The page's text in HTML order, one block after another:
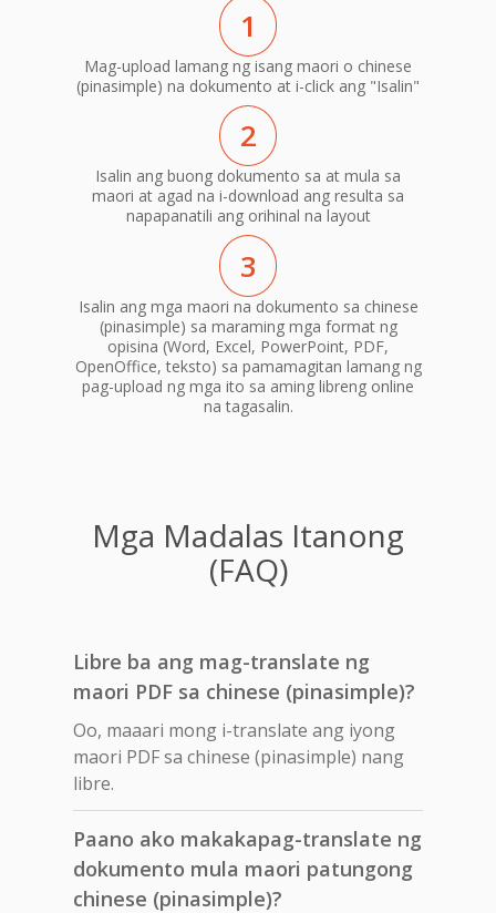
1
Mag-upload lamang ng isang maori o chinese
(pinasimple) na dokumento at i-click ang "Isalin"
2
Isalin ang buong dokumento sa at mula sa
maori at agad na i-download ang resulta sa
napapanatili ang orihinal na layout
3
Isalin ang mga maori na dokumento sa chinese
(pinasimple) sa maraming mga format ng
opisina (Word, Excel, PowerPoint, PDF,
OpenOffice, teksto) sa pamamagitan lamang ng
pag-upload ng mga ito sa aming libreng online
na tagasalin.
Mga Madalas Itanong
(FAQ)
Libre ba ang mag-translate ng
maori PDF sa chinese (pinasimple)?
Oo, maaari mong i-translate ang iyong
maori PDF sa chinese (pinasimple) nang
libre.
Paano ako makakapag-translate ng
dokumento mula maori patungong
chinese (pinasimple)?